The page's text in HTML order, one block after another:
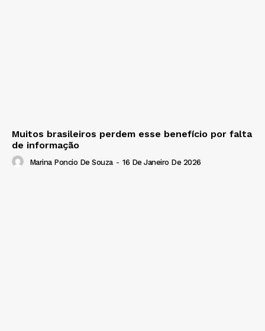
Muitos brasileiros perdem esse benefício por falta
de informação
Marina Poncio De Souza - 16 De Janeiro De 2026